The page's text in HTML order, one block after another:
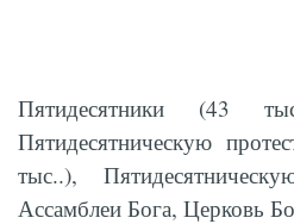
Пятидесятники (43
Пятидесятническую
тыс..),
Ассамблеи Бога, Церковь